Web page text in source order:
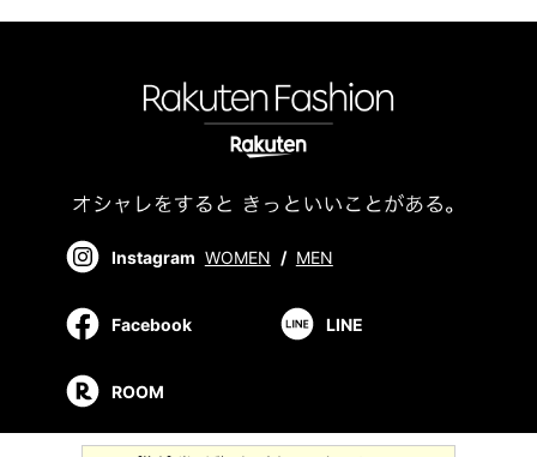
Instagram WOMEN / MEN
Facebook LINE
ROOM